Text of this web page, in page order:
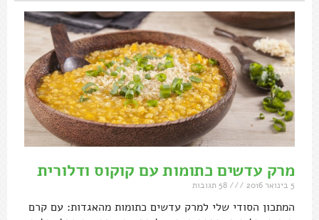
מרק עדשים כתומות עם קוקוס ודלורית
5 בינואר 2016
המתכון הסודי שלי למרק עדשים כתומות מהאגדות: עם קרם